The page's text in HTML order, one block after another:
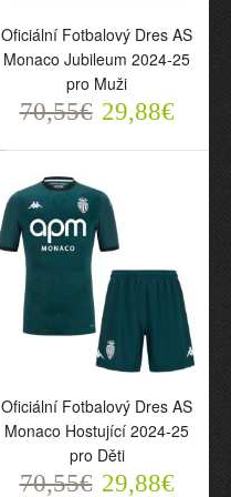
Oficiální Fotbalový Dres
AS Monaco Jubileum
2024-25 pro Muži
70,55€
Oficiální Fotbalový Dres
AS Monaco Hostující
Oficiální Fotbalový Dres AS
Monaco Jubileum 2024-25
pro Muži
70,55€ 29,88€
Oficiální Fotbalový Dres AS
Monaco Hostující 2024-25
pro Děti
70,55€ 29,88€